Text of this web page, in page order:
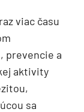
viac času
prevencie a
aktivity
sa